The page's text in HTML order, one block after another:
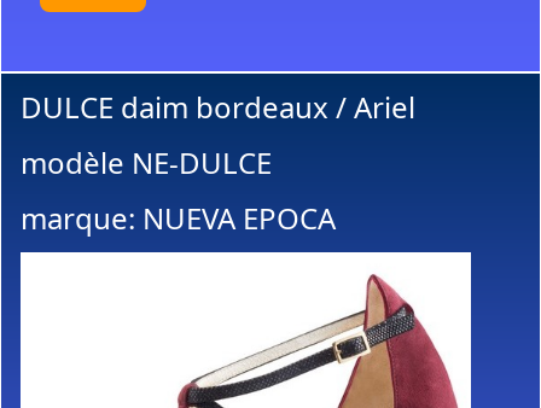
DULCE daim bordeaux / Ariel
modèle NE-DULCE
marque: NUEVA EPOCA